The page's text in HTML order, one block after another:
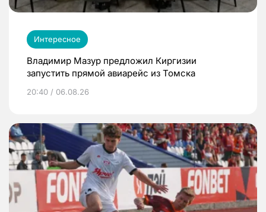
Интересное
Владимир Мазур предложил Киргизии
запустить прямой авиарейс из Томска
20:40 / 06.08.26